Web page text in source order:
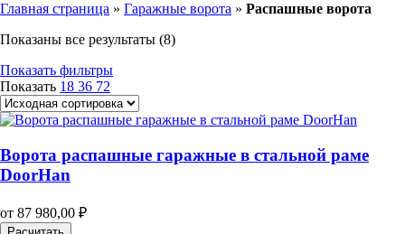
Главная страница » Гаражные ворота » Распашные ворота
Показаны все результаты (8)
Показать фильтры
Показать 18 36 72
Ворота распашные гаражные в стальной раме
DoorHan
от 87 980,00 ₽